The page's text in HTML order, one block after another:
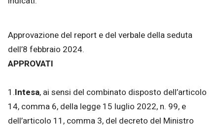
Approvazione del report e del verbale della seduta
dell’8 febbraio 2024.
APPROVATI
1.Intesa, ai sensi del combinato disposto dell’articolo
14, comma 6, della legge 15 luglio 2022, n. 99, e
dell’articolo 11, comma 3, del decreto del Ministro